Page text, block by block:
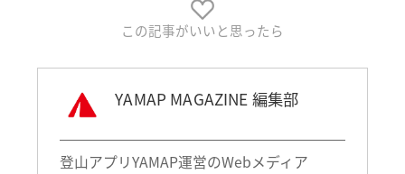
この記事がいいと思ったら
YAMAP MAGAZINE 編集部
登山アプリYAMAP運営のWebメディア